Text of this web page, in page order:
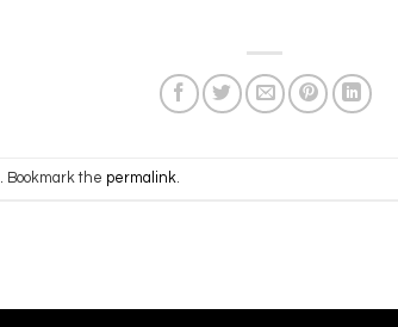
. Bookmark the permalink